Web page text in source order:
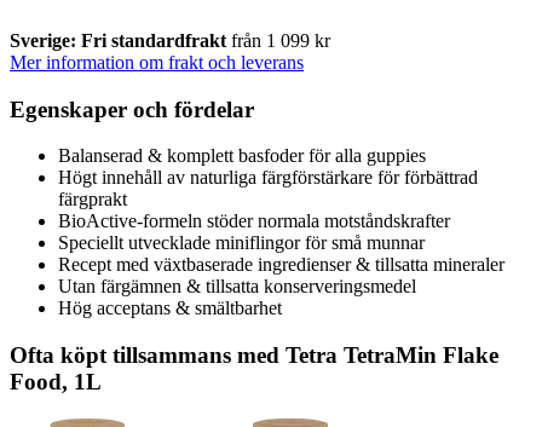
Sverige: Fri standardfrakt från 1 099 kr
Mer information om frakt och leverans
Egenskaper och fördelar
Balanserad & komplett basfoder för alla guppies
Högt innehåll av naturliga färgförstärkare för förbättrad
färgprakt
BioActive-formeln stöder normala motståndskrafter
Speciellt utvecklade miniflingor för små munnar
Recept med växtbaserade ingredienser & tillsatta mineraler
Utan färgämnen & tillsatta konserveringsmedel
Hög acceptans & smältbarhet
Ofta köpt tillsammans med Tetra TetraMin Flake
Food, 1L